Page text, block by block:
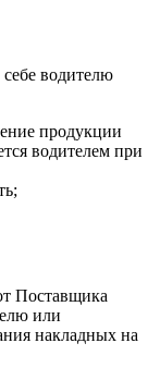
водителю
продукции
водителем при
Поставщика
или
накладных на